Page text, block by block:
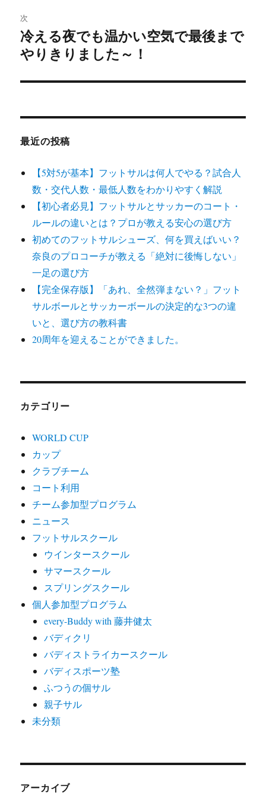
ゲ
ー
ン
次
次
の
稿:
冷える夜でも温かい空気で最後まで
やりきりました～！
最近の投稿
【5対5が基本】フットサルは何人でやる？試合人
数・交代人数・最低人数をわかりやすく解説
【初心者必見】フットサルとサッカーのコート・
ルールの違いとは？プロが教える安心の選び方
初めてのフットサルシューズ、何を買えばいい？
奈良のプロコーチが教える「絶対に後悔しない」
一足の選び方
【完全保存版】「あれ、全然弾まない？」フット
サルボールとサッカーボールの決定的な3つの違
いと、選び方の教科書
20周年を迎えることができました。
カテゴリー
WORLD CUP
カップ
クラブチーム
コート利用
チーム参加型プログラム
ニュース
フットサルスクール
ウインタースクール
サマースクール
スプリングスクール
個人参加型プログラム
every-Buddy with 藤井健太
バディクリ
バディストライカースクール
バディスポーツ塾
ふつうの個サル
親子サル
未分類
アーカイブ